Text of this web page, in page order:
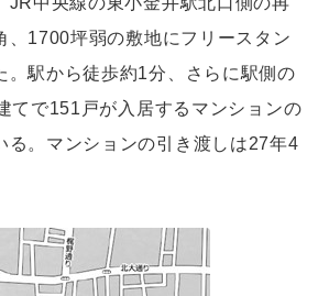
、1700坪弱の敷地にフリースタン
。駅から徒歩約1分、さらに駅側の
てで151戸が入居するマンションの
る。マンションの引き渡しは27年4